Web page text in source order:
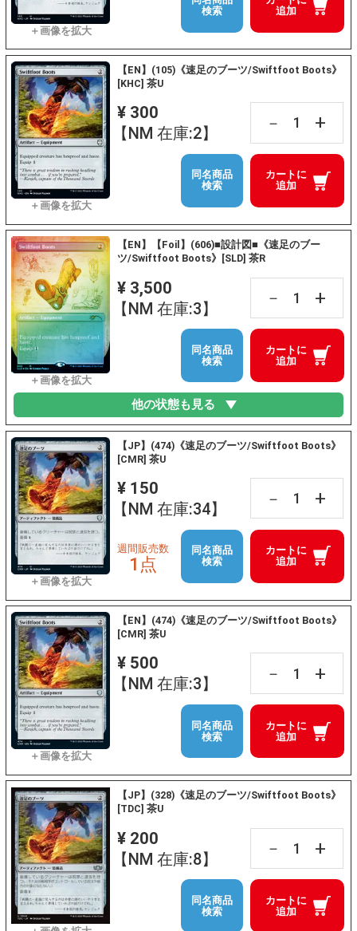
追加
検索
【EN】(105)《速足のブーツ/Swiftfoot Boots》
[KHC] 茶U
¥ 300
【NM 在庫:2】
－ +
カートに
追加
同名商品
検索
【EN】【Foil】(606)■設計図■《速足のブー
ツ/Swiftfoot Boots》[SLD] 茶R
¥ 3,500
【NM 在庫:3】
－ +
カートに
追加
同名商品
検索
他の状態も見る
【JP】(474)《速足のブーツ/Swiftfoot Boots》
[CMR] 茶U
¥ 150
【NM 在庫:34】
－ +
カートに
追加
週間販売数
1点
同名商品
検索
【EN】(474)《速足のブーツ/Swiftfoot Boots》
[CMR] 茶U
¥ 500
【NM 在庫:3】
－ +
カートに
追加
同名商品
検索
【JP】(328)《速足のブーツ/Swiftfoot Boots》
[TDC] 茶U
¥ 200
【NM 在庫:8】
－ +
カートに
追加
同名商品
検索